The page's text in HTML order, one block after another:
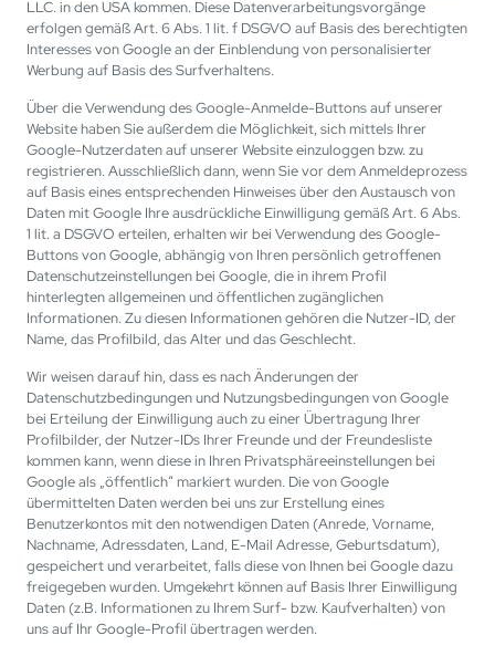
LLC. in den USA kommen. Diese Datenverarbeitungsvorgänge
erfolgen gemäß Art. 6 Abs. 1 lit. f DSGVO auf Basis des berechtigten
Interesses von Google an der Einblendung von personalisierter
Werbung auf Basis des Surfverhaltens.
Über die Verwendung des Google-Anmelde-Buttons auf unserer
Website haben Sie außerdem die Möglichkeit, sich mittels Ihrer
Google-Nutzerdaten auf unserer Website einzuloggen bzw. zu
registrieren. Ausschließlich dann, wenn Sie vor dem Anmeldeprozess
auf Basis eines entsprechenden Hinweises über den Austausch von
Daten mit Google Ihre ausdrückliche Einwilligung gemäß Art. 6 Abs.
1 lit. a DSGVO erteilen, erhalten wir bei Verwendung des Google-
Buttons von Google, abhängig von Ihren persönlich getroffenen
Datenschutzeinstellungen bei Google, die in ihrem Profil
hinterlegten allgemeinen und öffentlichen zugänglichen
Informationen. Zu diesen Informationen gehören die Nutzer-ID, der
Name, das Profilbild, das Alter und das Geschlecht.
Wir weisen darauf hin, dass es nach Änderungen der
Datenschutzbedingungen und Nutzungsbedingungen von Google
bei Erteilung der Einwilligung auch zu einer Übertragung Ihrer
Profilbilder, der Nutzer-IDs Ihrer Freunde und der Freundesliste
kommen kann, wenn diese in Ihren Privatsphäreeinstellungen bei
Google als „öffentlich“ markiert wurden. Die von Google
übermittelten Daten werden bei uns zur Erstellung eines
Benutzerkontos mit den notwendigen Daten (Anrede, Vorname,
Nachname, Adressdaten, Land, E-Mail Adresse, Geburtsdatum),
gespeichert und verarbeitet, falls diese von Ihnen bei Google dazu
freigegeben wurden. Umgekehrt können auf Basis Ihrer Einwilligung
Daten (z.B. Informationen zu Ihrem Surf- bzw. Kaufverhalten) von
uns auf Ihr Google-Profil übertragen werden.